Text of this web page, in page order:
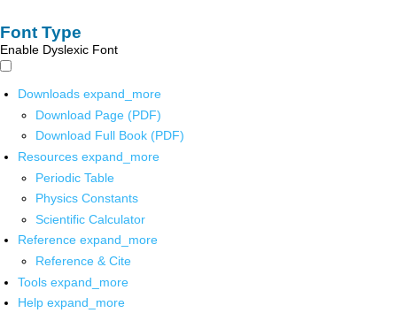
Font Type
Enable Dyslexic Font
Downloads expand_more
Download Page (PDF)
Download Full Book (PDF)
Resources expand_more
Periodic Table
Physics Constants
Scientific Calculator
Reference expand_more
Reference & Cite
Tools expand_more
Help expand_more